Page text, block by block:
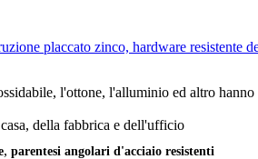
placcato zinco, hardware resistente
l'ottone, l'alluminio ed altro hanno
della fabbrica e dell'ufficio
, parentesi angolari d'acciaio resistenti